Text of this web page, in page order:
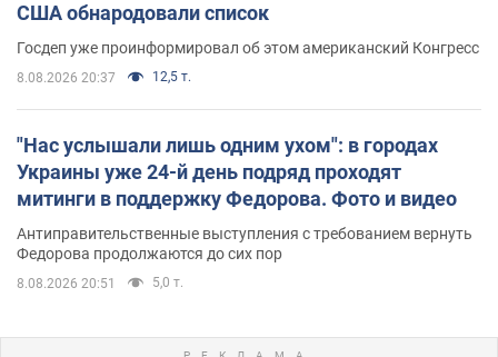
США обнародовали список
Госдеп уже проинформировал об этом американский Конгресс
8.08.2026 20:37 12,5 т.
"Нас услышали лишь одним ухом": в городах
Украины уже 24-й день подряд проходят
митинги в поддержку Федорова. Фото и видео
Антиправительственные выступления с требованием вернуть
Федорова продолжаются до сих пор
8.08.2026 20:51 5,0 т.